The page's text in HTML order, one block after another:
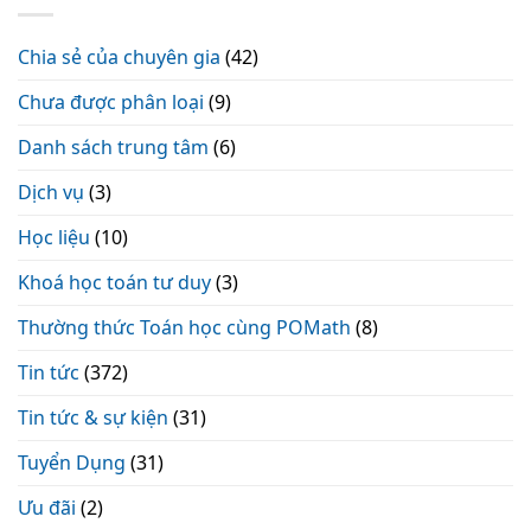
Chia sẻ của chuyên gia (42)
Chưa được phân loại (9)
Danh sách trung tâm (6)
Dịch vụ (3)
Học liệu (10)
Khoá học toán tư duy(3)
Thường thức Toán học cùng POMath (8)
Tin tức (372)
Tin tức & sự kiện (31)
Tuyển Dụng (31)
Ưu đãi (2)